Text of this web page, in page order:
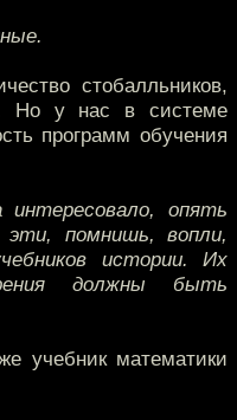
стобалльников,
Но у нас в системе
программ обучения
опять
помнишь, вопли,
истории. Их
должны быть
учебник математики